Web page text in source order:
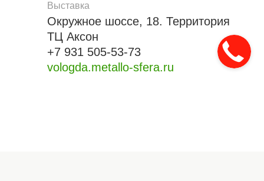
Выставка
Окружное шоссе, 18. Территория
ТЦ Аксон
+7 931 505-53-73
vologda.metallo-sfera.ru